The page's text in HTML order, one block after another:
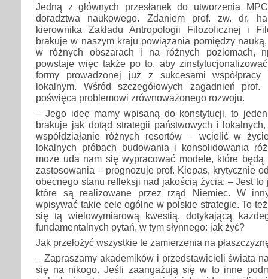
Jedną z głównych przesłanek do utworzenia
doradztwa naukowego. Zdaniem prof. zw. dr.
kierownika Zakładu Antropologii Filozoficznej i
brakuje w naszym kraju powiązania pomiędzy
w różnych obszarach i na różnych poziomach,
powstaje więc także po to, aby
formy prowadzonej już z sukcesami
lokalnym. Wśród szczegółowych zagadnień
poświęca problemowi zrównoważonego rozwoju.
– Jego ideę mamy wpisaną do konstytucji, to
brakuje jak dotąd strategii państwowych i
współdziałanie różnych resortów – wcielić w
lokalnych próbach budowania i konsolidowania
może uda nam się wypracować modele, które
zastosowania – prognozuje prof. Kiepas, krytycznie
obecnego stanu refleksji nad jakością życia: – Jest
które są realizowane przez rząd Niemiec. W
wpisywać takie cele ogólne w polskie strategie. To
się tą wielowymiarową kwestią, dotykającą
fundamentalnych pytań, w tym słynnego: jak żyć?
Jak przełożyć wszystkie te zamierzenia na
– Zapraszamy akademików i przedstawicieli świata
się na nikogo. Jeśli zaangażują się w to inne